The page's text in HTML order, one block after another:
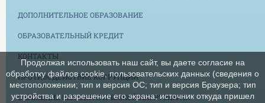
ДОПОЛНИТЕЛЬНОЕ ОБРАЗОВАНИЕ
ОБРАЗОВАТЕЛЬНЫЙ КРЕДИТ
КОНТАКТЫ
ПРОТИВОДЕЙСТВИЕ КОРРУПЦИИ
СНИЖЕНИЕ БЮРОКРАТИЧЕСКОЙ НАГРУЗКИ НА
Продолжая использовать наш сайт, вы даете согласие на
обработку файлов cookie, пользовательских данных (сведения о
местоположении; тип и версия ОС; тип и версия Браузера; тип
устройства и разрешение его экрана; источник откуда пришел